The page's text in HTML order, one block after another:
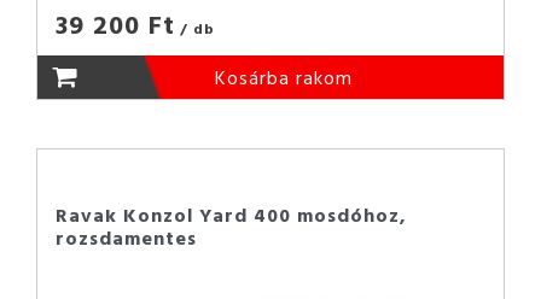
39 200 Ft / db
Kosárba rakom
Ravak Konzol Yard 400 mosdóhoz,
rozsdamentes